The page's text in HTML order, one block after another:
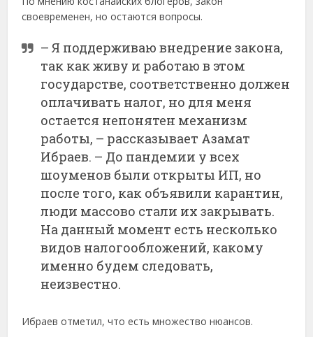
своевременен, но остаются вопросы.
– Я поддерживаю внедрение закона,
так как живу и работаю в этом
государстве, соответственно должен
оплачивать налог, но для меня
остается непонятен механизм
работы, – рассказывает Азамат
Ибраев. – До пандемии у всех
шоуменов были открыты ИП, но
после того, как объявили карантин,
люди массово стали их закрывать.
На данный момент есть несколько
видов налогообложений, какому
именно будем следовать,
неизвестно.
Ибраев отметил, что есть множество нюансов.